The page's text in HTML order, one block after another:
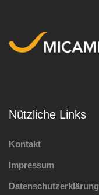
Nützliche Links
Kontakt
Impressum
Datenschutzerklärung